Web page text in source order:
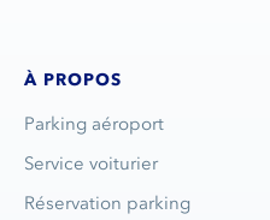
À PROPOS
Parking aéroport
Service voiturier
Réservation parking